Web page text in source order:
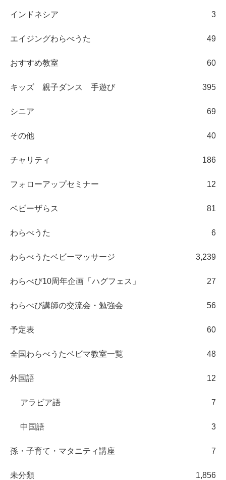
インドネシア 3
エイジングわらべうた 49
おすすめ教室 60
キッズ 親子ダンス 手遊び 395
シニア 69
その他 40
チャリティ 186
フォローアップセミナー 12
ベビーザらス 81
わらべうた 6
わらべうたベビーマッサージ 3,239
わらべび10周年企画「ハグフェス」 27
わらべび講師の交流会・勉強会 56
予定表 60
全国わらべうたベビマ教室一覧 48
外国語 12
アラビア語 7
中国語 3
孫・子育て・マタニティ講座 7
未分類 1,856